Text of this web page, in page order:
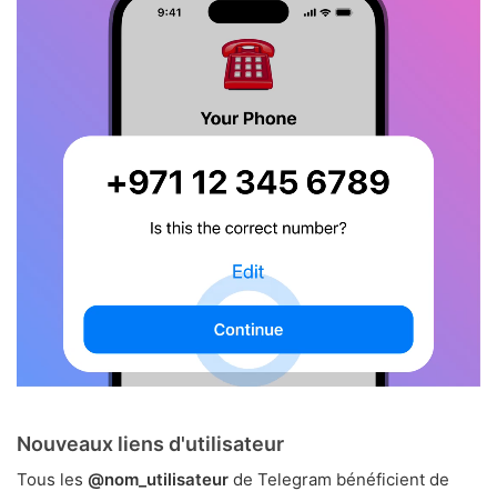
Nouveaux liens d'utilisateur
Tous les @nom_utilisateur de Telegram bénéficient de